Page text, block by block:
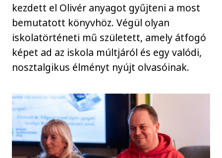
kezdett el Olivér anyagot gyűjteni a most
bemutatott könyvhöz. Végül olyan
iskolatörténeti mű született, amely átfogó
képet ad az iskola múltjáról és egy valódi,
nosztalgikus élményt nyújt olvasóinak.